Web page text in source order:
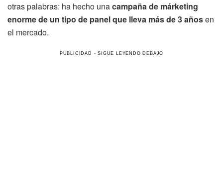
otras palabras: ha hecho unacampaña de márketing
enorme de un tipo de panel que lleva más de 3 añosen
el mercado.